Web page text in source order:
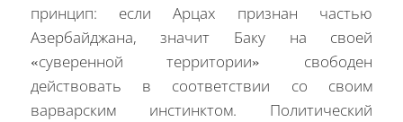
принцип: если Арцах признан частью
Азербайджана, значит Баку на своей
«суверенной территории» свободен
действовать в соответствии со своим
варварским инстинктом. Политический